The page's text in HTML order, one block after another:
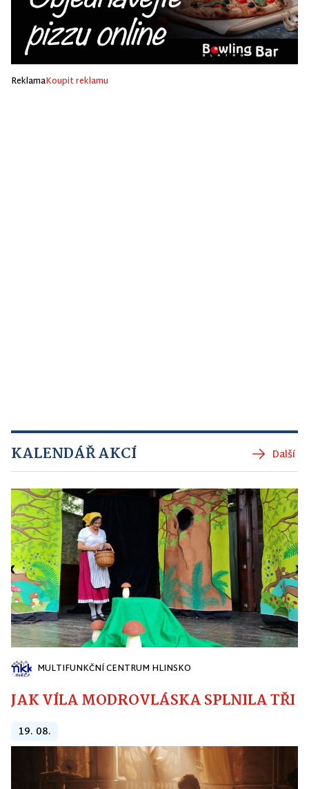
ReklamaKoupit reklamu
KALENDÁŘ AKCÍ Další
MULTIFUNKČNÍ CENTRUM HLINSKO
JAK VÍLA MODROVLÁSKA SPLNILA
19. 08.